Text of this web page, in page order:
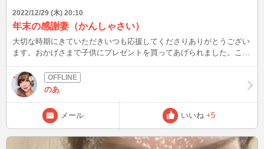
2022/12/29 (木) 20:10
年末の感謝妻（かんしゃさい）
大切な時期にきていただきいつも応援してくださりありがとうござい
ます。おかげさまで子供にプレゼントを買ってあげられました。これ
またお話し愚痴でもなんでもお聞きいたしますのでどうぞあなたのホ
ットスポットになれるよう目指していきたいと思います。今年もあり
がとうございました。こころから感謝いたします。。
のあ
メール いいね +5